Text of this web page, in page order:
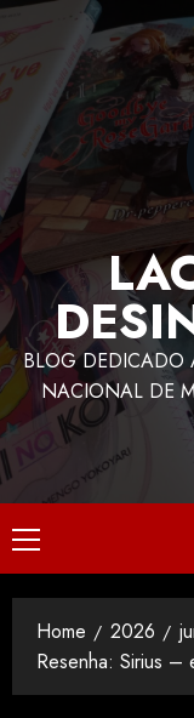
BLOG DEDICADO
NACIONAL DE
Home 2026
Resenha: Sirius –